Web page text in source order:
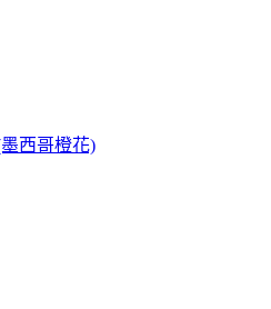
西哥橙花)